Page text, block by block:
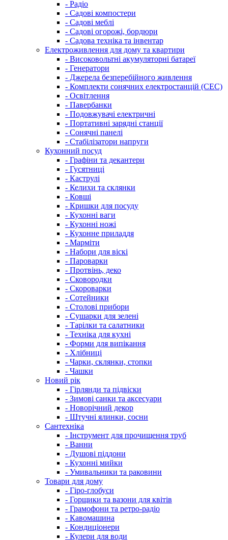
- Радіо
- Садові компостери
- Садові меблі
- Садові огорожі, бордюри
- Садова техніка та інвентар
Електроживлення для дому та квартири
- Високовольтні акумуляторні батареї
- Генератори
- Джерела безперебійного живлення
- Комплекти сонячних електростанцій (СЕС)
- Освітлення
- Павербанки
- Подовжувачі електричні
- Портативні зарядні станції
- Сонячні панелі
- Стабілізатори напруги
Кухонний посуд
- Графіни та декантери
- Гусятниці
- Каструлі
- Келихи та склянки
- Ковші
- Кришки для посуду
- Кухонні ваги
- Кухонні ножі
- Кухонне приладдя
- Марміти
- Набори для віскі
- Пароварки
- Протвінь, деко
- Сковородки
- Скороварки
- Сотейники
- Столові прибори
- Сушарки для зелені
- Тарілки та салатники
- Техніка для кухні
- Форми для випікання
- Хлібниці
- Чарки, склянки, стопки
- Чашки
Новий рік
- Гірлянди та підвіски
- Зимові санки та аксесуари
- Новорічний декор
- Штучні ялинки, сосни
Сантехніка
- Інструмент для прочищення труб
- Ванни
- Душові піддони
- Кухонні мийки
- Умивальники та раковини
Товари для дому
- Гіро-глобуси
- Горщики та вазони для квітів
- Грамофони та ретро-радіо
- Кавомашина
- Кондиціонери
- Кулери для води